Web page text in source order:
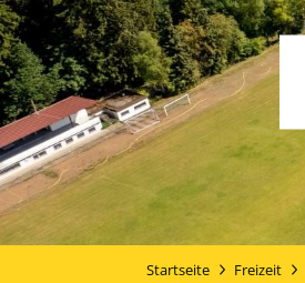
Startseite Freizeit